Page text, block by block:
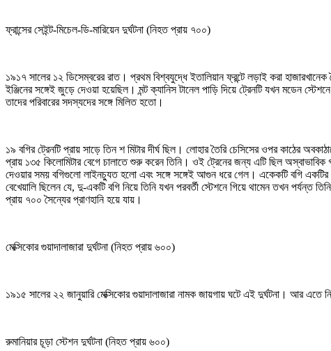
ফ্রান্সের সেইন্ট-মিচেল-ডি-মারিয়েন দুর্ঘটনা (নিহত প্রায় ৭০০)
১৯১৭ সালের ১২ ডিসেম্বরের রাত। প্রথম বিশ্বযুদ্ধে ইতালিয়ান ফ্রন্টে লড়াই করা হাজারখানেক
ইঞ্জিনের সঙ্গেই জুড়ে দেওয়া হয়েছিল। মন্ট ক্যানিস টানেল পাড়ি দিয়ে ট্রেনটি যখন মডেন
তাদের পরিবারের সদস্যদের সঙ্গে মিলিত হতো।
১৯ বগির ট্রেনটি প্রায় সাড়ে তিন শ মিটার দীর্ঘ ছিল। লোহার তৈরি চেসিসের ওপর কাঠের
প্রায় ১৩৫ কিলোমিটার বেগে চালাতে শুরু করেন তিনি। ওই ট্রেনের জন্য এটি ছিল অস্বাভাবিক
দেওয়ার সময় বগিগুলো লাইনচ্যুত হলো এবং সঙ্গে সঙ্গেই আগুন ধরে গেল। একেকটি বগি
বেখেয়ালি ছিলেন যে, দু-একটি বগি নিয়ে তিনি যখন পরবর্তী স্টেশনে গিয়ে থামেন তখন পর্যন্ত
প্রায় ৭০০ সৈন্যের প্রাণহানি হয়ে যায়।
মেক্সিকোর গুয়াদালাজারা দুর্ঘটনা (নিহত প্রায় ৬০০)
১৯১৫ সালের ২২ জানুয়ারি মেক্সিকোর গুয়াদালাজারা নামক জায়গায় ঘটে এই দুর্ঘটনা। আর
রুমানিয়ার চূড়া স্টেশন দুর্ঘটনা (নিহত প্রায় ৬০০)